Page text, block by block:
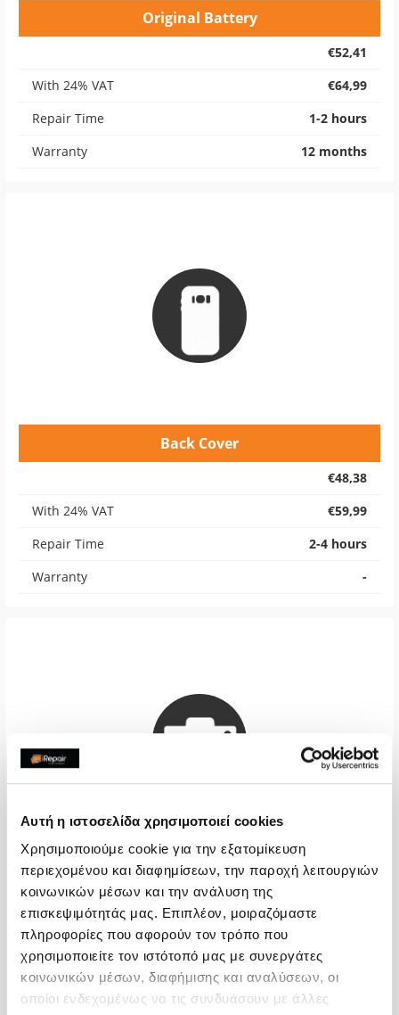
Αυτή η ιστοσελίδα χρησιμοποιεί cookies
Χρησιμοποιούμε cookie για την εξατομίκευση
περιεχομένου και διαφημίσεων, την παροχή λειτουργιών
κοινωνικών μέσων και την ανάλυση της
επισκεψιμότητάς μας. Επιπλέον, μοιραζόμαστε
πληροφορίες που αφορούν τον τρόπο που
χρησιμοποιείτε τον ιστότοπό μας με συνεργάτες
κοινωνικών μέσων, διαφήμισης και αναλύσεων, οι
οποίοι ενδεχομένως να τις συνδυάσουν με άλλες
Original Battery
€52,41
With 24% VAT
€64,99
Repair Time
1-2 hours
Warranty
12 months
Back Cover
€48,38
With 24% VAT
€59,99
Repair Time
2-4 hours
Warranty
-
Back Camera
With 24% VAT
Repair Time
2-4 hours
Warranty
12 months